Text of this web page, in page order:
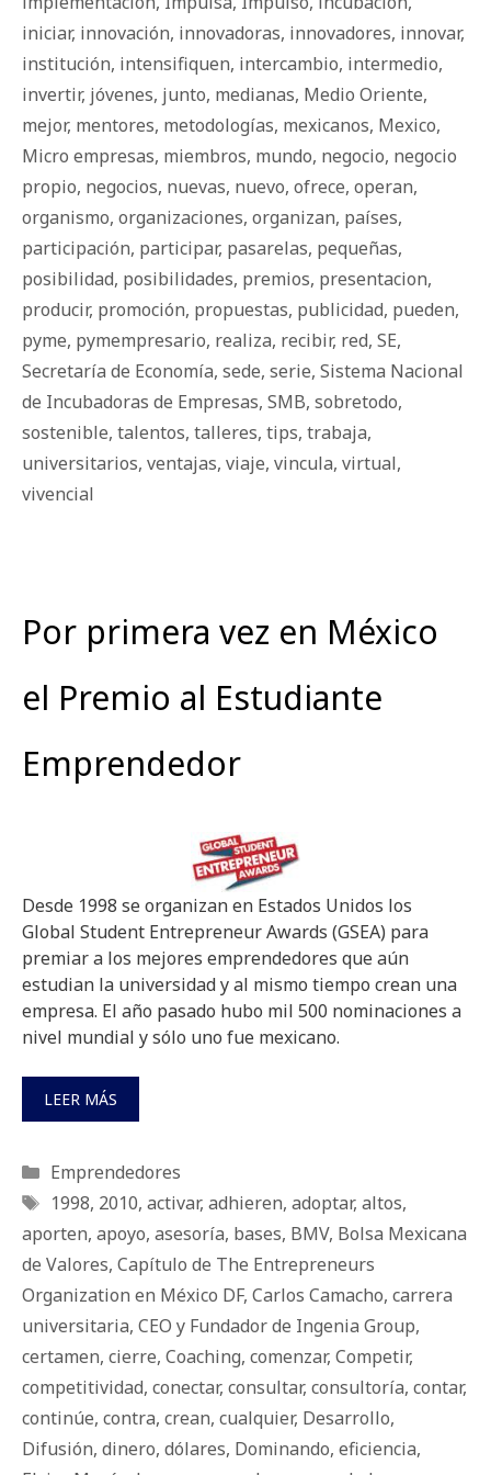
iniciar, innovación, innovadoras, innovadores, innovar,
institución, intensifiquen, intercambio, intermedio,
invertir, jóvenes, junto, medianas, Medio Oriente,
mejor, mentores, metodologías, mexicanos, Mexico,
Micro empresas, miembros, mundo, negocio, negocio
propio, negocios, nuevas, nuevo, ofrece, operan,
organismo, organizaciones, organizan, países,
participación, participar, pasarelas, pequeñas,
posibilidad, posibilidades, premios, presentacion,
producir, promoción, propuestas, publicidad, pueden,
pyme, pymempresario, realiza, recibir, red, SE,
Secretaría de Economía, sede, serie, Sistema Nacional
de Incubadoras de Empresas, SMB, sobretodo,
sostenible, talentos, talleres, tips, trabaja,
universitarios, ventajas, viaje, vincula, virtual,
vivencial
Por primera vez en México
el Premio al Estudiante
Emprendedor
Desde 1998 se organizan en Estados Unidos los
Global Student Entrepreneur Awards (GSEA) para
premiar a los mejores emprendedores que aún
estudian la universidad y al mismo tiempo crean una
empresa. El año pasado hubo mil 500 nominaciones a
nivel mundial y sólo uno fue mexicano.
LEER MÁS
Categorías
Emprendedores
Etiquetas
1998, 2010, activar, adhieren, adoptar, altos,
aporten, apoyo, asesoría, bases, BMV, Bolsa Mexicana
de Valores, Capítulo de The Entrepreneurs
Organization en México DF, Carlos Camacho, carrera
universitaria, CEO y Fundador de Ingenia Group,
certamen, cierre, Coaching, comenzar, Competir,
competitividad, conectar, consultar, consultoría, contar,
continúe, contra, crean, cualquier, Desarrollo,
Difusión, dinero, dólares, Dominando, eficiencia,